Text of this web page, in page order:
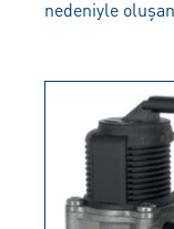
nedeniyle